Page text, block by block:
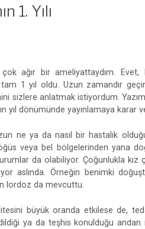
1. Yılı
ağır bir ameliyattaydım. Evet,
1 yıl oldu. Uzun zamandır
sizlere anlatmak istiyordum.
yıl dönümünde yayınlamaya karar
ne ya da nasıl bir hastalık
veya bel bölgelerinden yana
da olabiliyor. Çoğunlukla
aslında. Örneğin benimki
lordoz da mevcuttu.
büyük oranda etkilese de,
ya da teşhis konulduğu andan